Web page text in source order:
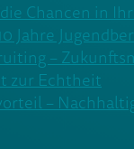
Chancen in
Jahre
–
zur Echtheit
–